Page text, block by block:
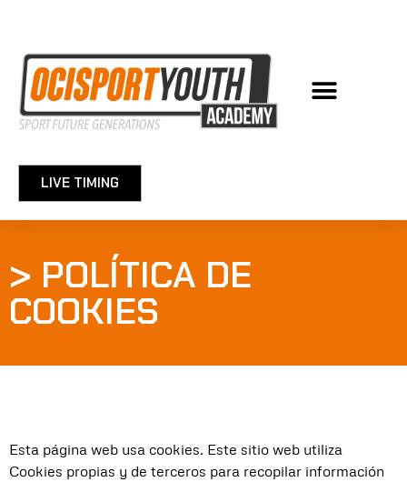
LIVE TIMING
> POLÍTICA DE
COOKIES
Esta página web usa cookies. Este sitio web utiliza
Cookies propias y de terceros para recopilar información